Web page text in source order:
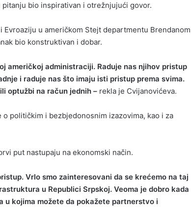
bio inspirativan i otrežnjujući govor.
Evroaziju u američkom Stejt departmentu Brendanom
bio konstruktivan i dobar.
američkoj administraciji. Raduje nas njihov pristup
i raduje nas što imaju isti pristup prema svima.
optužbi na račun jednih – rekla je Cvijanovićeva.
političkim i bezbjedonosnim izazovima, kao i za
put nastupaju na ekonomski način.
Vrlo smo zainteresovani da se krećemo na taj
u Republici Srpskoj. Veoma je dobro kada
u kojima možete da pokažete partnerstvo i